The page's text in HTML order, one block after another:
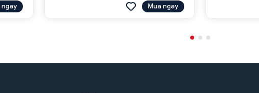
ngay
Mua ngay